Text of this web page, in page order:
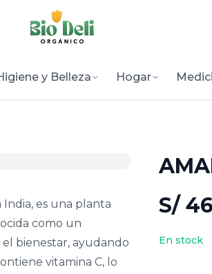
y Belleza Hogar
S/
En stock
es una planta
como un
el bienestar, ayudando
vitamina C, lo